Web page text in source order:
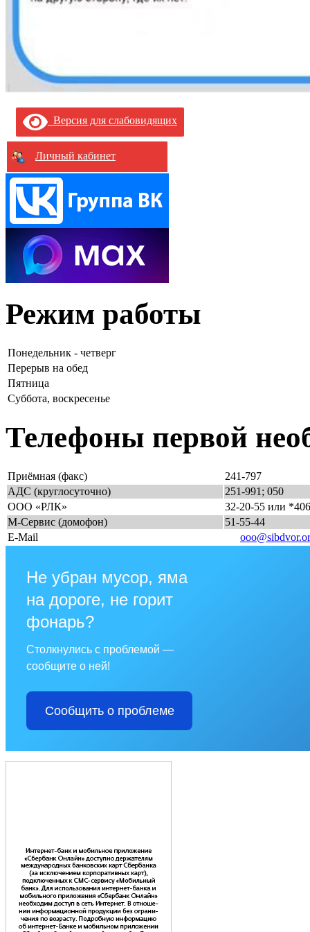
Версия для слабовидящих
Личный кабинет
Режим работы
Понедельник - четверг
Перерыв на обед
Пятница
Суббота, воскресенье
Телефоны первой
Приёмная (факс)
241-797
АДС (круглосуточно)
251-991; 050
ООО «РЛК»
32-20-55 или *406
М-Сервис (домофон)
51-55-44
E-Mail
Не убран мусор, яма
на дороге, не горит
фонарь?
Столкнулись с проблемой —
сообщите о ней!
Сообщить о проблеме